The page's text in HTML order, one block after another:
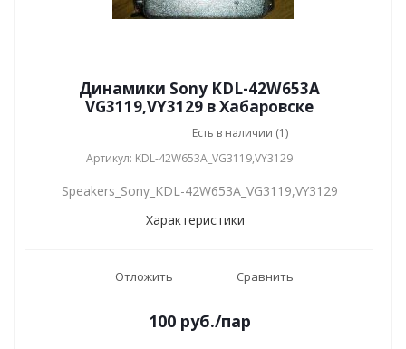
Динамики Sony KDL-42W653A
VG3119,VY3129 в Хабаровске
Есть в наличии (1)
Артикул: KDL-42W653A_VG3119,VY3129
Speakers_Sony_KDL-42W653A_VG3119,VY3129
Характеристики
Отложить Сравнить
100 руб./пар